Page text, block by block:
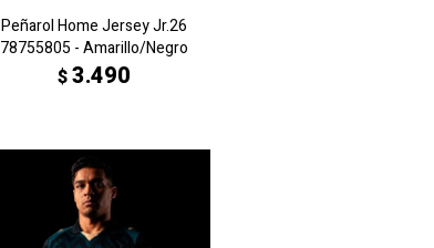
Peñarol Home Jersey Jr.26
78755805 - Amarillo/Negro
$3.490